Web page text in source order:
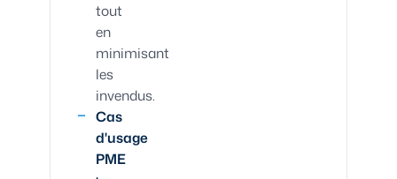
tout
en
minimisant
les
invendus.
Cas
d'usage
PME